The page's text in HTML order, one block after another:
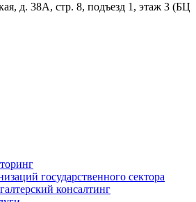
д. 38А, стр. 8, подъезд 1, этаж 3 (БЦ
государственного сектора
консалтинг